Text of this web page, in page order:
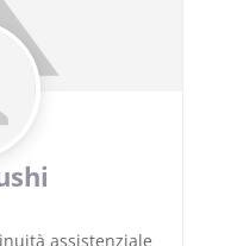
assistenziale